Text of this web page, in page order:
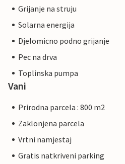
Grijanje na struju
Solarna energija
Djelomicno podno grijanje
Pec na drva
Toplinska pumpa
Vani
Prirodna parcela : 800 m2
Zaklonjena parcela
Vrtni namjestaj
Gratis natkriveni parking